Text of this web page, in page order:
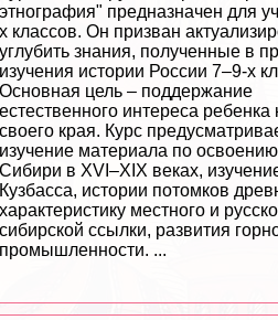
этнография" предназначен для
х классов. Он призван
углубить знания, полученные в
изучения истории России 7–9-х
Основная цель – поддержание
естественного интереса ребенка
своего края. Курс
изучение материала по
Сибири в XVI–XIX веках,
Кузбасса, истории потомков
хаpaктеристику местного и
сибирской ссылки, развития
промышленности. ...